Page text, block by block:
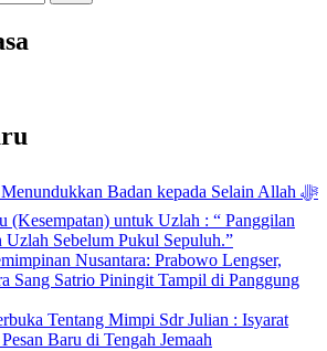
Isyarat Dilarang Menundukkan Badan kepada Selain Allah ﷻ
(Kesempatan) untuk Uzlah : “ Panggilan
Uzlah Sebelum Pukul Sepuluh.”
Nusantara: Prabowo Lengser,
Sang Satrio Piningit Tampil di Panggung
Tentang Mimpi Sdr Julian : Isyarat
Baru di Tengah Jemaah